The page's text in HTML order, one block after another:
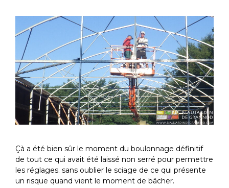
Çà a été bien sûr le moment du boulonnage définitif
de tout ce qui avait été laissé non serré pour permettre
les réglages. sans oublier le sciage de ce qui présente
un risque quand vient le moment de bâcher.